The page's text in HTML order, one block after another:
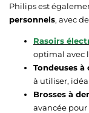
Philips est
personnels, avec
Rasoirs
optimal avec
Tondeuses
à utiliser,
Brosses à
avancée